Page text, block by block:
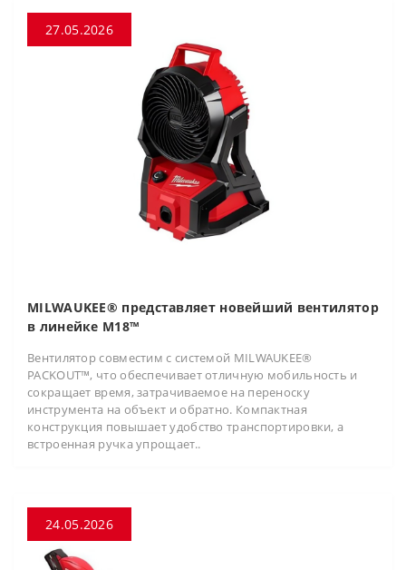
27.05.2026
MILWAUKEE® представляет новейший вентилятор
в линейке M18™
Вентилятор совместим с системой MILWAUKEE®
PACKOUT™, что обеспечивает отличную мобильность и
сокращает время, затрачиваемое на переноску
инструмента на объект и обратно. Компактная
конструкция повышает удобство транспортировки, а
встроенная ручка упрощает..
24.05.2026